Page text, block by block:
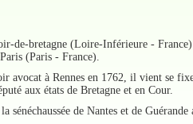
de-bretagne (Loire-Inférieure - France)
(Paris - France).
avocat à Rennes en 1762, il vient se
aux états de Bretagne et en Cour.
sénéchaussée de Nantes et de